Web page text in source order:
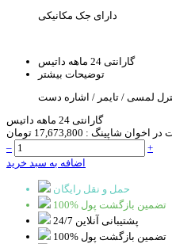
دارای جک مکانیکی
گارانتی 24 ماهه داتیس
توضیحات بیشتر
لمسی / تایمر / اشاره دست
گارانتی 24 ماهه داتیس
در اخوان شاپینگ : 17,673,800 تومان
–
+
اضافه به سبد خرید
حمل و نقل رایگان
100% تضمین بازگشت پول
پشتیبانی آنلاین 24/7
100% تضمین بازگشت پول